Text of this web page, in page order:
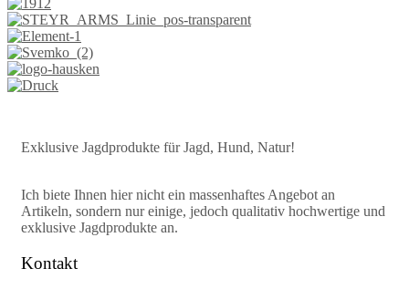
Exklusive Jagdprodukte für Jagd, Hund, Natur!
Ich biete Ihnen hier nicht ein massenhaftes Angebot an
Artikeln, sondern nur einige, jedoch qualitativ hochwertige und
exklusive Jagdprodukte an.
Kontakt